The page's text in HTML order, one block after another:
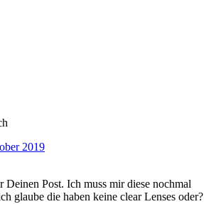
2019
Deinen Post. Ich muss mir diese nochmal
glaube die haben keine clear Lenses oder?